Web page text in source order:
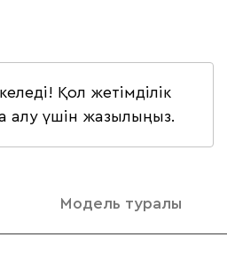
Қол жетімділік
алу үшін жазылыңыз.
Модель туралы